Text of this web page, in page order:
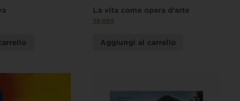
La vita come opera d’arte
38,00€
Aggiungi al carrello